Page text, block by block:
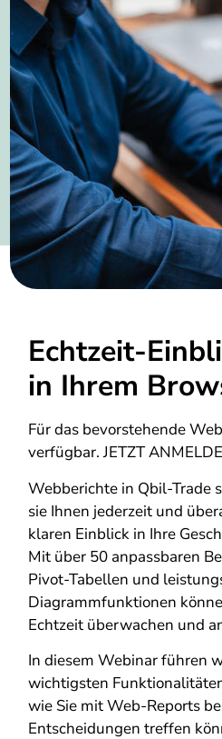
Echtzeit-
in Ihrem
Für das bevorstehende
verfügbar. JETZT
Webberichte in Qbil-Trade
sie Ihnen jederzeit und
klaren Einblick in Ihre
Mit über 50 anpassbaren
Pivot-Tabellen und
Diagrammfunktionen
Echtzeit überwachen und
In diesem Webinar führen
wichtigsten
wie Sie mit Web-Reports
Entscheidungen treffen